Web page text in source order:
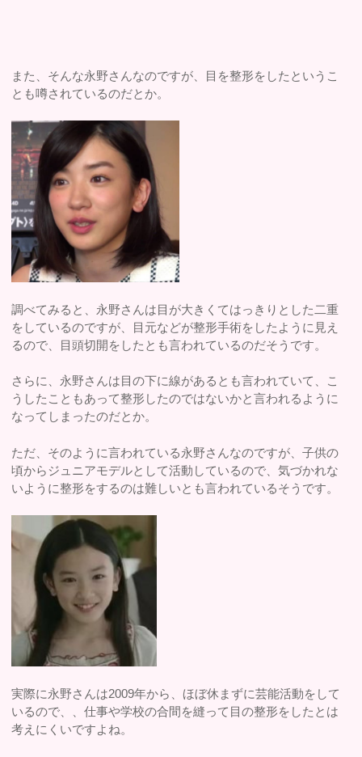
また、そんな永野さんなのですが、目を整形をしたというこ
とも噂されているのだとか。
調べてみると、永野さんは目が大きくてはっきりとした二重
をしているのですが、目元などが整形手術をしたように見え
るので、目頭切開をしたとも言われているのだそうです。
さらに、永野さんは目の下に線があるとも言われていて、こ
うしたこともあって整形したのではないかと言われるように
なってしまったのだとか。
ただ、そのように言われている永野さんなのですが、子供の
頃からジュニアモデルとして活動しているので、気づかれな
いように整形をするのは難しいとも言われているそうです。
実際に永野さんは2009年から、ほぼ休まずに芸能活動をして
いるので、、仕事や学校の合間を縫って目の整形をしたとは
考えにくいですよね。